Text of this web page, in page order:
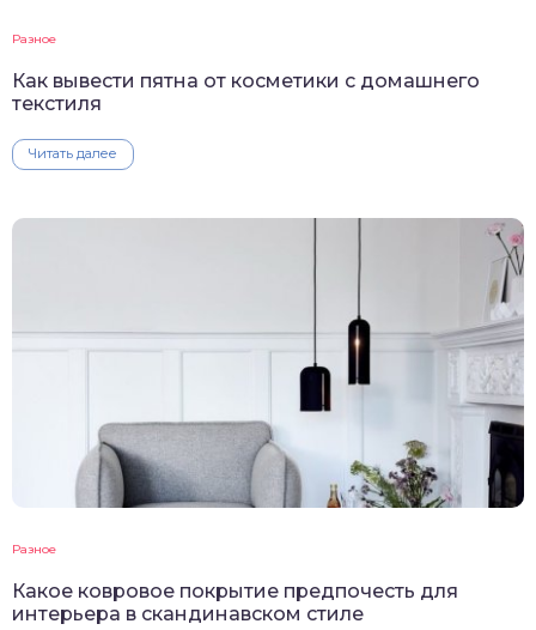
Разное
Как вывести пятна от косметики с домашнего
текстиля
Читать далее
Разное
Какое ковровое покрытие предпочесть для
интерьера в скандинавском стиле